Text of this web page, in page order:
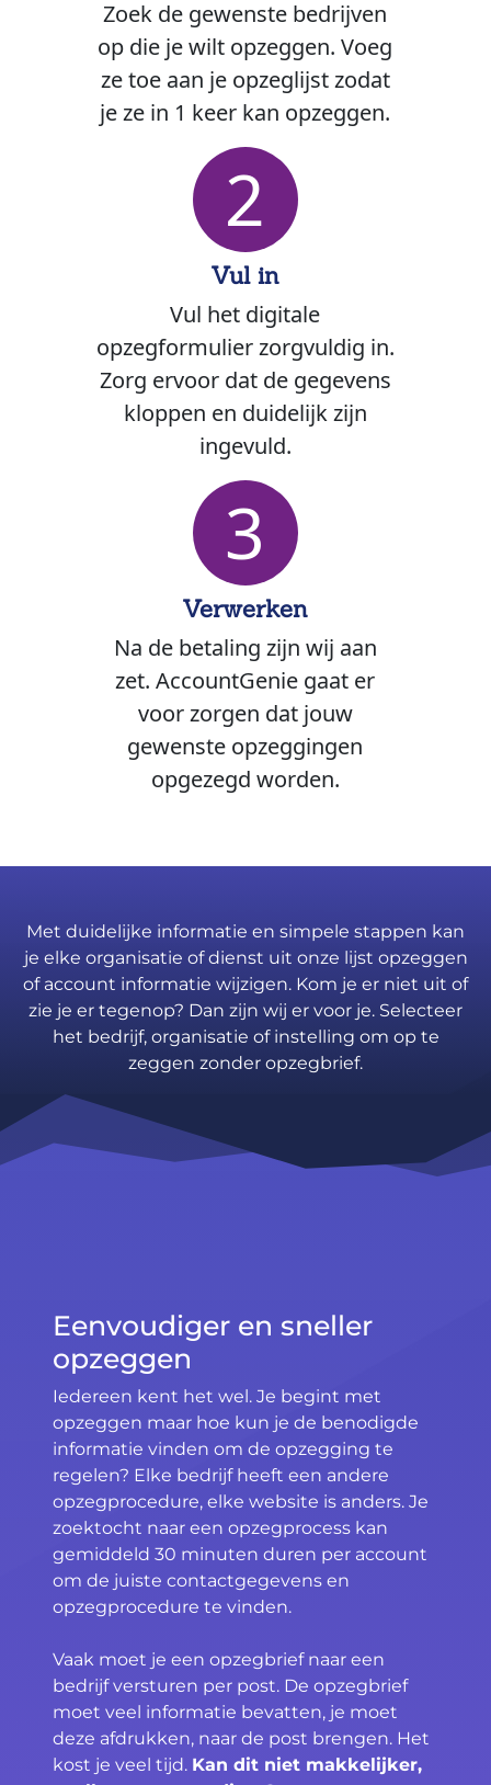
Zoek de gewenste bedrijven
op die je wilt opzeggen. Voeg
ze toe aan je opzeglijst zodat
je ze in 1 keer kan opzeggen.
2
Vul in
Vul het digitale
opzegformulier zorgvuldig in.
Zorg ervoor dat de gegevens
kloppen en duidelijk zijn
ingevuld.
3
Verwerken
Na de betaling zijn wij aan
zet. AccountGenie gaat er
voor zorgen dat jouw
gewenste opzeggingen
opgezegd worden.
Met duidelijke informatie en simpele stappen kan
je elke organisatie of dienst uit onze lijst opzeggen
of account informatie wijzigen. Kom je er niet uit of
zie je er tegenop? Dan zijn wij er voor je. Selecteer
het bedrijf, organisatie of instelling om op te
zeggen zonder opzegbrief.
Eenvoudiger en sneller
opzeggen
Iedereen kent het wel. Je begint met
opzeggen maar hoe kun je de benodigde
informatie vinden om de opzegging te
regelen? Elke bedrijf heeft een andere
opzegprocedure, elke website is anders. Je
zoektocht naar een opzegprocess kan
gemiddeld 30 minuten duren per account
om de juiste contactgegevens en
opzegprocedure te vinden.
Vaak moet je een opzegbrief naar een
bedrijf versturen per post. De opzegbrief
moet veel informatie bevatten, je moet
deze afdrukken, naar de post brengen. Het
kost je veel tijd. Kan dit niet makkelijker,